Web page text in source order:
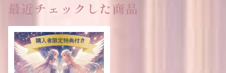
最近チェックした商品